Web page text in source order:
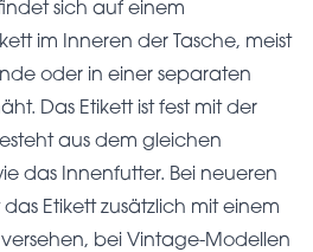
sich auf einem
im Inneren der Tasche, meist
oder in einer separaten
Das Etikett ist fest mit der
aus dem gleichen
das Innenfutter. Bei neueren
Etikett zusätzlich mit einem
bei Vintage-Modellen